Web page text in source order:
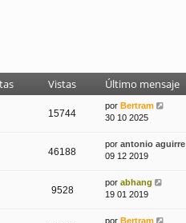
Vistas Último mensaje
15744
por Bertram
30 10 2025
46188
por antonio aguirre
09 12 2019
9528
por abhang
19 01 2019
por Bertram